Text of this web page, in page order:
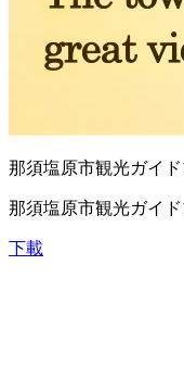
那須塩原市観光ガイド
那須塩原市観光ガイ
下載